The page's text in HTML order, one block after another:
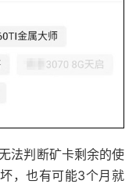
法判断矿卡剩余的使
，也有可能3个月就